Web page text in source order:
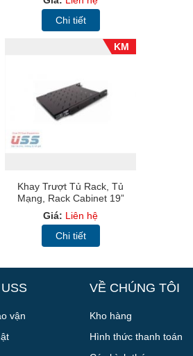
Chi tiết
KM
Khay Trượt Tủ Rack, Tủ
Mạng, Rack Cabinet 19”
D600, D800, D1000
Giá: Liên hệ
Chi tiết
vận
VỀ CHÚNG TÔI
Kho hàng
Hình thức thanh toán